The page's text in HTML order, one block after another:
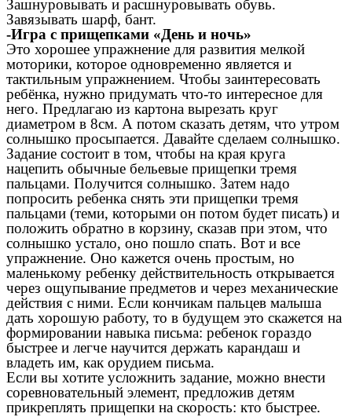
Зашнуровывать и расшнуровывать обувь.
Завязывать шарф, бант.
-Игра с прищепками «День и ночь»
Это хорошее упражнение для развития мелкой
моторики, которое одновременно является и
тактильным упражнением. Чтобы заинтересовать
ребёнка, нужно придумать что-то интересное для
него. Предлагаю из картона вырезать круг
диаметром в 8см. А потом сказать детям, что утром
солнышко просыпается. Давайте сделаем солнышко.
Задание состоит в том, чтобы на края круга
нацепить обычные бельевые прищепки тремя
пальцами. Получится солнышко. Затем надо
попросить ребенка снять эти прищепки тремя
пальцами (теми, которыми он потом будет писать) и
положить обратно в корзину, сказав при этом, что
солнышко устало, оно пошло спать. Вот и все
упражнение. Оно кажется очень простым, но
маленькому ребенку действительность открывается
через ощупывание предметов и через механические
действия с ними. Если кончикам пальцев малыша
дать хорошую работу, то в будущем это скажется на
формировании навыка письма: ребенок гораздо
быстрее и легче научится держать карандаш и
владеть им, как орудием письма.
Если вы хотите усложнить задание, можно внести
соревновательный элемент, предложив детям
прикреплять прищепки на скорость: кто быстрее.